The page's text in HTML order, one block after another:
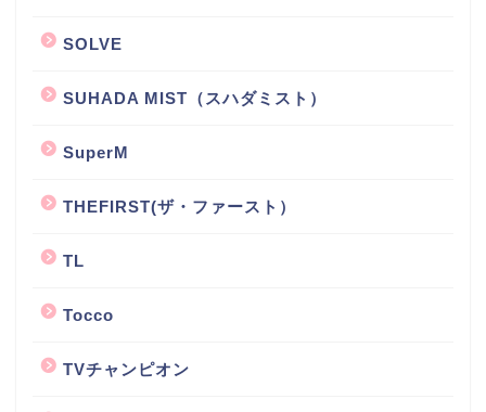
SOLVE
SUHADA MIST（スハダミスト）
SuperM
THEFIRST(ザ・ファースト）
TL
Tocco
TVチャンピオン